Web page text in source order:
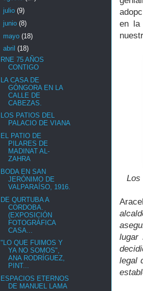
en la
Los
lugar
legal
julio (9)
junio (8)
mayo (18)
abril (18)
RNE 75 AÑOS
CONTIGO
LA CASA DE
GÓNGORA EN LA
CALLE DE
CABEZAS.
LOS PATIOS DEL
PALACIO DE VIANA
EL PATIO DE
PILARES DE
MADINAT AL-
ZAHRA
BODA EN SAN
JERÓNIMO DE
VALPARAÍSO, 1916.
DE QURTUBA A
CORDOBA.
(EXPOSICIÓN
FOTOGRÁFICA
CASA...
"LO QUE FUIMOS Y
YA NO SOMOS",
ANA RODRÍGUEZ,
PINT...
ESPACIOS ETERNOS
DE MANUEL LAMA